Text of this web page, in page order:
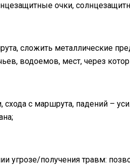
очки,
сложить металлические
водоемов, мест, через
схода с маршрута, падений –
угрозе/получения травм: